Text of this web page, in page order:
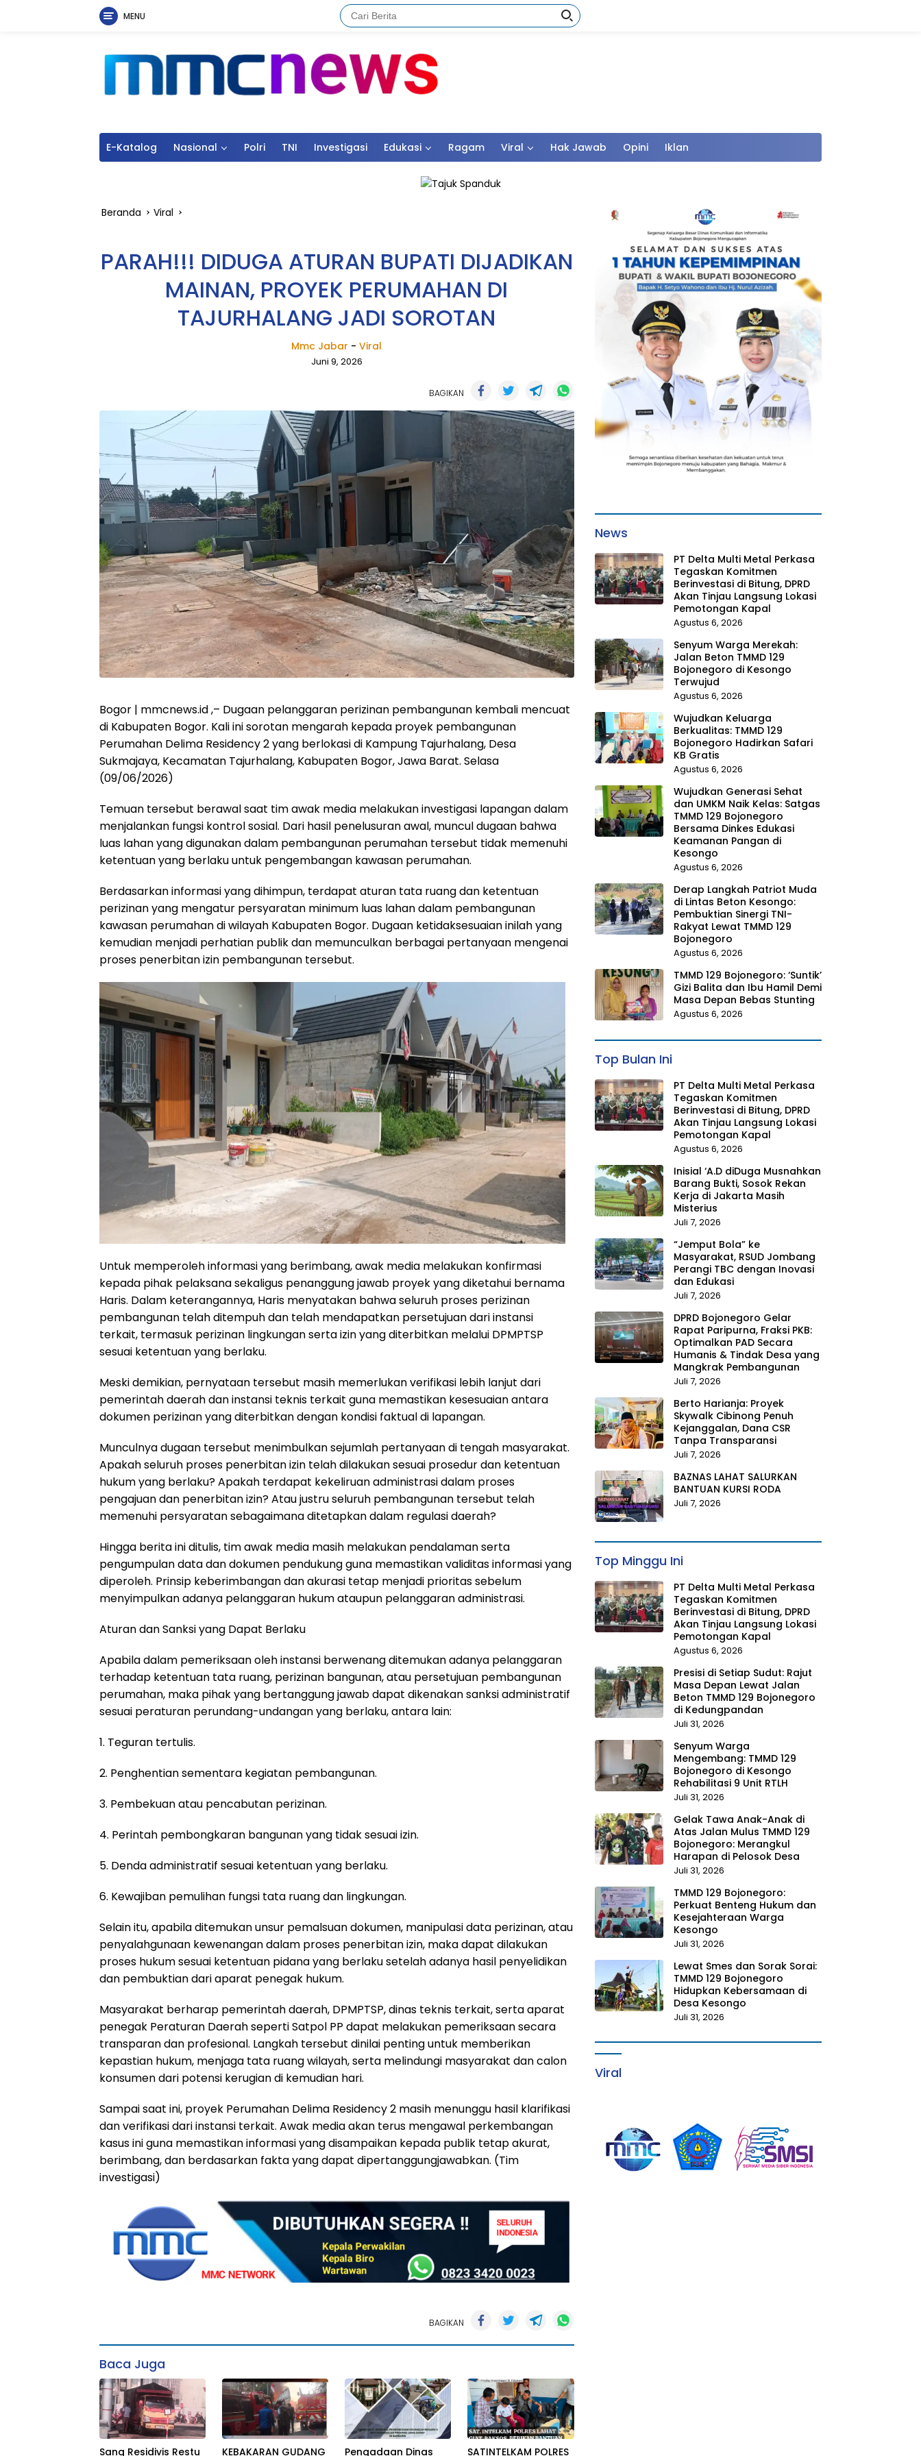
MENU
E-Katalog Nasional Polri TNI Investigasi Edukasi Ragam Viral Hak Jawab Opini Iklan
Beranda Viral
PARAH!!! DIDUGA ATURAN BUPATI DIJADIKAN
MAINAN, PROYEK PERUMAHAN DI
TAJURHALANG JADI SOROTAN
Mmc Jabar -Viral
Juni 9, 2026
BAGIKAN
Bogor | mmcnews.id ,– Dugaan pelanggaran perizinan pembangunan kembali mencuat
di Kabupaten Bogor. Kali ini sorotan mengarah kepada proyek pembangunan
Perumahan Delima Residency 2 yang berlokasi di Kampung Tajurhalang, Desa
Sukmajaya, Kecamatan Tajurhalang, Kabupaten Bogor, Jawa Barat. Selasa
(09/06/2026)
Temuan tersebut berawal saat tim awak media melakukan investigasi lapangan dalam
menjalankan fungsi kontrol sosial. Dari hasil penelusuran awal, muncul dugaan bahwa
luas lahan yang digunakan dalam pembangunan perumahan tersebut tidak memenuhi
ketentuan yang berlaku untuk pengembangan kawasan perumahan.
Berdasarkan informasi yang dihimpun, terdapat aturan tata ruang dan ketentuan
perizinan yang mengatur persyaratan minimum luas lahan dalam pembangunan
kawasan perumahan di wilayah Kabupaten Bogor. Dugaan ketidaksesuaian inilah yang
kemudian menjadi perhatian publik dan memunculkan berbagai pertanyaan mengenai
proses penerbitan izin pembangunan tersebut.
Untuk memperoleh informasi yang berimbang, awak media melakukan konfirmasi
kepada pihak pelaksana sekaligus penanggung jawab proyek yang diketahui bernama
Haris. Dalam keterangannya, Haris menyatakan bahwa seluruh proses perizinan
pembangunan telah ditempuh dan telah mendapatkan persetujuan dari instansi
terkait, termasuk perizinan lingkungan serta izin yang diterbitkan melalui DPMPTSP
sesuai ketentuan yang berlaku.
Meski demikian, pernyataan tersebut masih memerlukan verifikasi lebih lanjut dari
pemerintah daerah dan instansi teknis terkait guna memastikan kesesuaian antara
dokumen perizinan yang diterbitkan dengan kondisi faktual di lapangan.
Munculnya dugaan tersebut menimbulkan sejumlah pertanyaan di tengah masyarakat.
Apakah seluruh proses penerbitan izin telah dilakukan sesuai prosedur dan ketentuan
hukum yang berlaku? Apakah terdapat kekeliruan administrasi dalam proses
pengajuan dan penerbitan izin? Atau justru seluruh pembangunan tersebut telah
memenuhi persyaratan sebagaimana ditetapkan dalam regulasi daerah?
Hingga berita ini ditulis, tim awak media masih melakukan pendalaman serta
pengumpulan data dan dokumen pendukung guna memastikan validitas informasi yang
diperoleh. Prinsip keberimbangan dan akurasi tetap menjadi prioritas sebelum
menyimpulkan adanya pelanggaran hukum ataupun pelanggaran administrasi.
Aturan dan Sanksi yang Dapat Berlaku
Apabila dalam pemeriksaan oleh instansi berwenang ditemukan adanya pelanggaran
terhadap ketentuan tata ruang, perizinan bangunan, atau persetujuan pembangunan
perumahan, maka pihak yang bertanggung jawab dapat dikenakan sanksi administratif
sesuai peraturan perundang-undangan yang berlaku, antara lain:
1. Teguran tertulis.
2. Penghentian sementara kegiatan pembangunan.
3. Pembekuan atau pencabutan perizinan.
4. Perintah pembongkaran bangunan yang tidak sesuai izin.
5. Denda administratif sesuai ketentuan yang berlaku.
6. Kewajiban pemulihan fungsi tata ruang dan lingkungan.
Selain itu, apabila ditemukan unsur pemalsuan dokumen, manipulasi data perizinan, atau
penyalahgunaan kewenangan dalam proses penerbitan izin, maka dapat dilakukan
proses hukum sesuai ketentuan pidana yang berlaku setelah adanya hasil penyelidikan
dan pembuktian dari aparat penegak hukum.
Masyarakat berharap pemerintah daerah, DPMPTSP, dinas teknis terkait, serta aparat
penegak Peraturan Daerah seperti Satpol PP dapat melakukan pemeriksaan secara
transparan dan profesional. Langkah tersebut dinilai penting untuk memberikan
kepastian hukum, menjaga tata ruang wilayah, serta melindungi masyarakat dan calon
konsumen dari potensi kerugian di kemudian hari.
Sampai saat ini, proyek Perumahan Delima Residency 2 masih menunggu hasil klarifikasi
dan verifikasi dari instansi terkait. Awak media akan terus mengawal perkembangan
kasus ini guna memastikan informasi yang disampaikan kepada publik tetap akurat,
berimbang, dan berdasarkan fakta yang dapat dipertanggungjawabkan. (Tim
investigasi)
BAGIKAN
Baca Juga
Sang Residivis Restu KEBAKARAN GUDANG Pengadaan Dinas SATINTELKAM POLRES
News
PT Delta Multi Metal Perkasa
Tegaskan Komitmen
Berinvestasi di Bitung, DPRD
Akan Tinjau Langsung Lokasi
Pemotongan Kapal
Agustus 6, 2026
Senyum Warga Merekah:
Jalan Beton TMMD 129
Bojonegoro di Kesongo
Terwujud
Agustus 6, 2026
Wujudkan Keluarga
Berkualitas: TMMD 129
Bojonegoro Hadirkan Safari
KB Gratis
Agustus 6, 2026
Wujudkan Generasi Sehat
dan UMKM Naik Kelas: Satgas
TMMD 129 Bojonegoro
Bersama Dinkes Edukasi
Keamanan Pangan di
Kesongo
Agustus 6, 2026
Derap Langkah Patriot Muda
di Lintas Beton Kesongo:
Pembuktian Sinergi TNI-
Rakyat Lewat TMMD 129
Bojonegoro
Agustus 6, 2026
TMMD 129 Bojonegoro: ‘Suntik’
Gizi Balita dan Ibu Hamil Demi
Masa Depan Bebas Stunting
Agustus 6, 2026
Top Bulan Ini
PT Delta Multi Metal Perkasa
Tegaskan Komitmen
Berinvestasi di Bitung, DPRD
Akan Tinjau Langsung Lokasi
Pemotongan Kapal
Agustus 6, 2026
Inisial ‘A.D diDuga Musnahkan
Barang Bukti, Sosok Rekan
Kerja di Jakarta Masih
Misterius
Juli 7, 2026
“Jemput Bola” ke
Masyarakat, RSUD Jombang
Perangi TBC dengan Inovasi
dan Edukasi
Juli 7, 2026
DPRD Bojonegoro Gelar
Rapat Paripurna, Fraksi PKB:
Optimalkan PAD Secara
Humanis & Tindak Desa yang
Mangkrak Pembangunan
Juli 7, 2026
Berto Harianja: Proyek
Skywalk Cibinong Penuh
Kejanggalan, Dana CSR
Tanpa Transparansi
Juli 7, 2026
BAZNAS LAHAT SALURKAN
BANTUAN KURSI RODA
Juli 7, 2026
Top Minggu Ini
PT Delta Multi Metal Perkasa
Tegaskan Komitmen
Berinvestasi di Bitung, DPRD
Akan Tinjau Langsung Lokasi
Pemotongan Kapal
Agustus 6, 2026
Presisi di Setiap Sudut: Rajut
Masa Depan Lewat Jalan
Beton TMMD 129 Bojonegoro
di Kedungpandan
Juli 31, 2026
Senyum Warga
Mengembang: TMMD 129
Bojonegoro di Kesongo
Rehabilitasi 9 Unit RTLH
Juli 31, 2026
Gelak Tawa Anak-Anak di
Atas Jalan Mulus TMMD 129
Bojonegoro: Merangkul
Harapan di Pelosok Desa
Juli 31, 2026
TMMD 129 Bojonegoro:
Perkuat Benteng Hukum dan
Kesejahteraan Warga
Kesongo
Juli 31, 2026
Lewat Smes dan Sorak Sorai:
TMMD 129 Bojonegoro
Hidupkan Kebersamaan di
Desa Kesongo
Juli 31, 2026
Viral